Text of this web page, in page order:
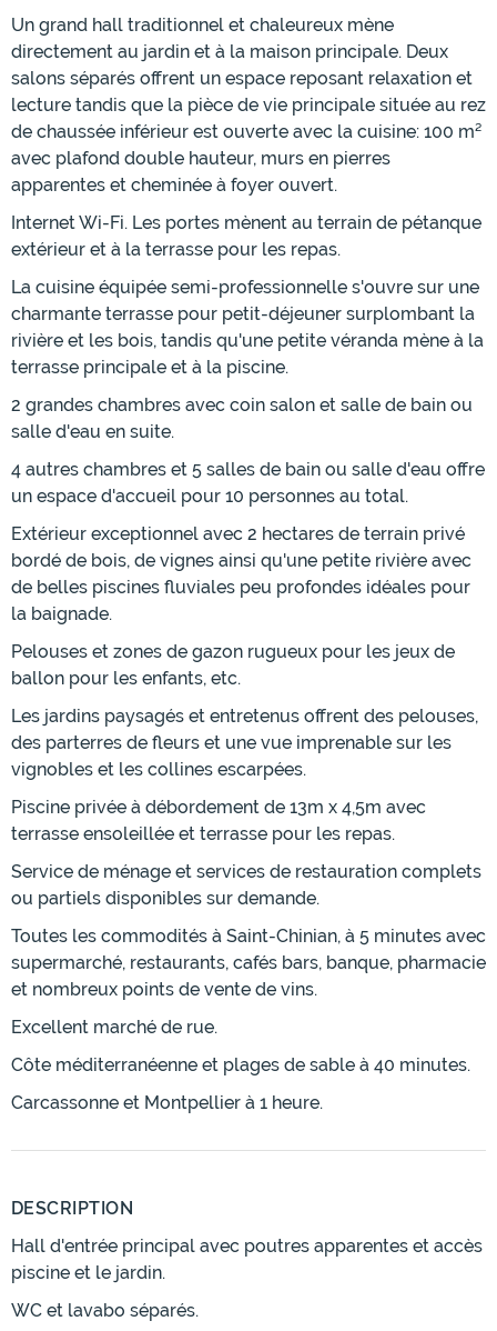
Un grand hall traditionnel et chaleureux mène
directement au jardin et à la maison principale. Deux
salons séparés offrent un espace reposant relaxation et
lecture tandis que la pièce de vie principale située au rez
de chaussée inférieur est ouverte avec la cuisine: 100 m²
avec plafond double hauteur, murs en pierres
apparentes et cheminée à foyer ouvert.
Internet Wi-Fi. Les portes mènent au terrain de pétanque
extérieur et à la terrasse pour les repas.
La cuisine équipée semi-professionnelle s'ouvre sur une
charmante terrasse pour petit-déjeuner surplombant la
rivière et les bois, tandis qu'une petite véranda mène à la
terrasse principale et à la piscine.
2 grandes chambres avec coin salon et salle de bain ou
salle d'eau en suite.
4 autres chambres et 5 salles de bain ou salle d'eau offre
un espace d'accueil pour 10 personnes au total.
Extérieur exceptionnel avec 2 hectares de terrain privé
bordé de bois, de vignes ainsi qu'une petite rivière avec
de belles piscines fluviales peu profondes idéales pour
la baignade.
Pelouses et zones de gazon rugueux pour les jeux de
ballon pour les enfants, etc.
Les jardins paysagés et entretenus offrent des pelouses,
des parterres de fleurs et une vue imprenable sur les
vignobles et les collines escarpées.
Piscine privée à débordement de 13m x 4,5m avec
terrasse ensoleillée et terrasse pour les repas.
Service de ménage et services de restauration complets
ou partiels disponibles sur demande.
Toutes les commodités à Saint-Chinian, à 5 minutes avec
supermarché, restaurants, cafés bars, banque, pharmacie
et nombreux points de vente de vins.
Excellent marché de rue.
Côte méditerranéenne et plages de sable à 40 minutes.
Carcassonne et Montpellier à 1 heure.
DESCRIPTION
Hall d'entrée principal avec poutres apparentes et accès
piscine et le jardin.
WC et lavabo séparés.